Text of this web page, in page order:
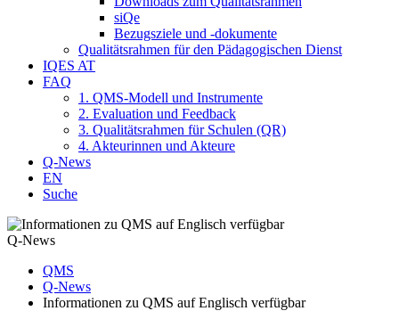
siQe
Bezugsziele und -dokumente
Qualitätsrahmen für den Pädagogischen Dienst
IQES AT
FAQ
1. QMS-Modell und Instrumente
2. Evaluation und Feedback
3. Qualitätsrahmen für Schulen (QR)
4. Akteurinnen und Akteure
Q-News
EN
Suche
Q-News
QMS
Q-News
Informationen zu QMS auf Englisch verfügbar